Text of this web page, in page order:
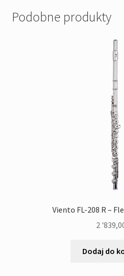
Podobne produkty
Viento FL-208 R –
2
Dodaj do